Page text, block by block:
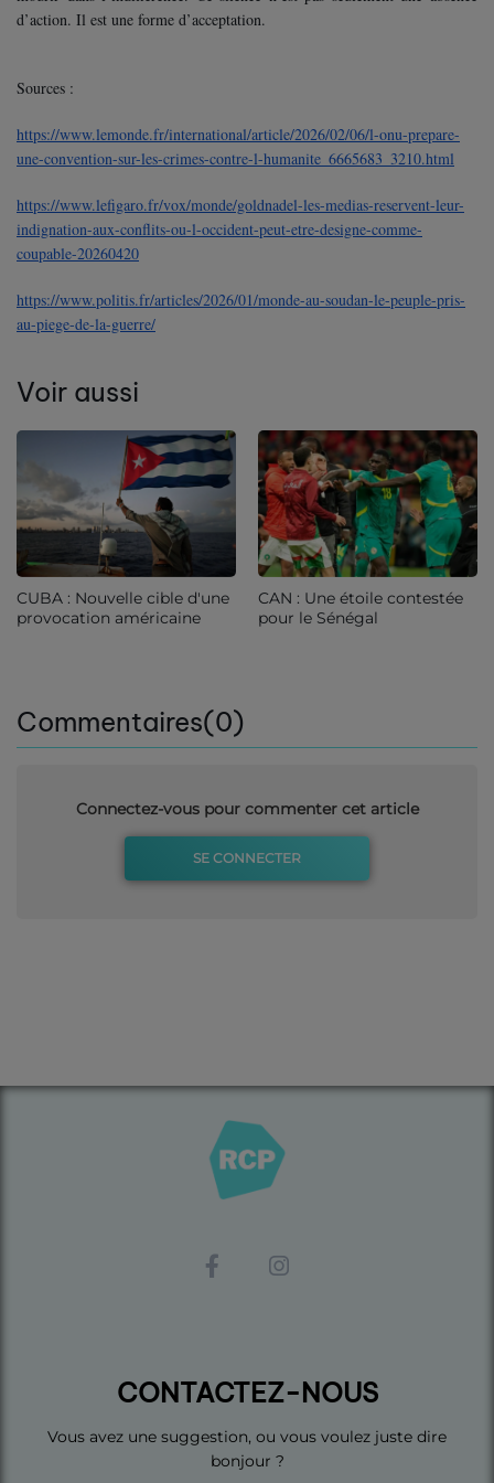
d’action. Il est une forme d’acceptation.
Sources :
https://www.lemonde.fr/international/article/2026/02/06/l-onu-prepare-
une-convention-sur-les-crimes-contre-l-humanite_6665683_3210.html
https://www.lefigaro.fr/vox/monde/goldnadel-les-medias-reservent-leur-
indignation-aux-conflits-ou-l-occident-peut-etre-designe-comme-
coupable-20260420
https://www.politis.fr/articles/2026/01/monde-au-soudan-le-peuple-pris-
au-piege-de-la-guerre/
Voir aussi
CUBA : Nouvelle cible d'une
provocation américaine
CAN : Une étoile contestée
pour le Sénégal
Commentaires(0)
Connectez-vous pour commenter cet article
SE CONNECTER
CONTACTEZ-NOUS
Vous avez une suggestion, ou vous voulez juste dire
bonjour ?